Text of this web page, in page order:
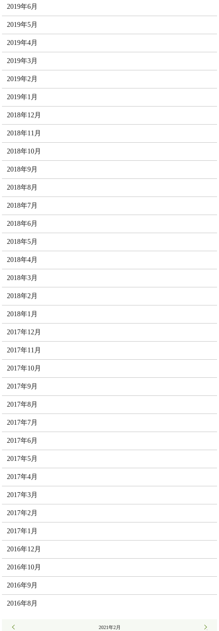
2019年6月
2019年5月
2019年4月
2019年3月
2019年2月
2019年1月
2018年12月
2018年11月
2018年10月
2018年9月
2018年8月
2018年7月
2018年6月
2018年5月
2018年4月
2018年3月
2018年2月
2018年1月
2017年12月
2017年11月
2017年10月
2017年9月
2017年8月
2017年7月
2017年6月
2017年5月
2017年4月
2017年3月
2017年2月
2017年1月
2016年12月
2016年10月
2016年9月
2016年8月
2021年2月 3月 »